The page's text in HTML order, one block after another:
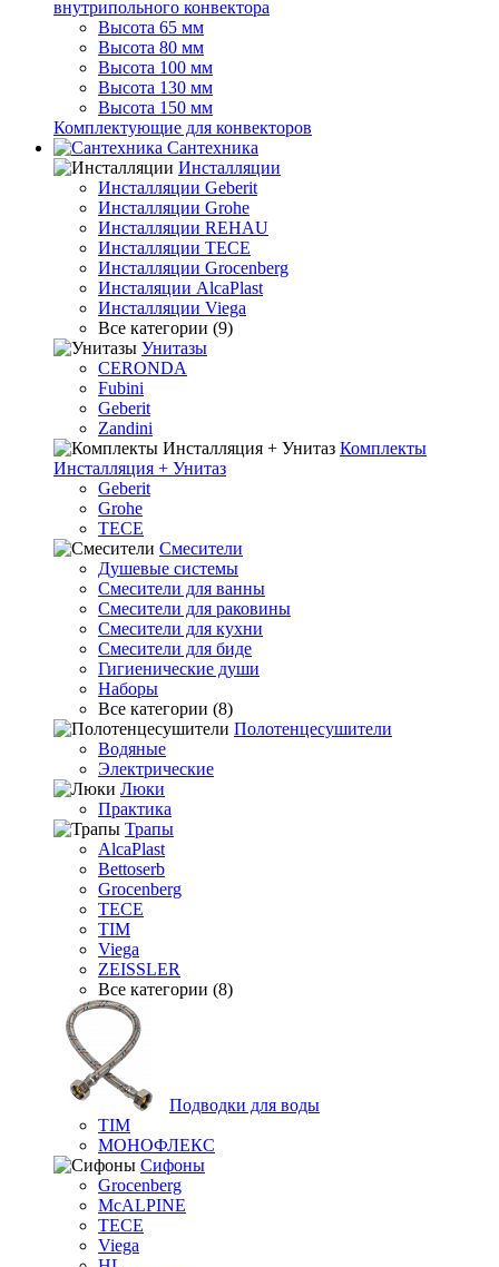
внутрипольного конвектора
Высота 65 мм
Высота 80 мм
Высота 100 мм
Высота 130 мм
Высота 150 мм
Комплектующие для конвекторов
Сантехника
Инсталляции
Инсталляции Geberit
Инсталляции Grohe
Инсталляции REHAU
Инсталляции TECE
Инсталляции Grocenberg
Инсталяции AlcaPlast
Инсталляции Viega
Все категории (9)
Унитазы
CERONDA
Fubini
Geberit
Zandini
Комплекты
Инсталляция + Унитаз
Geberit
Grohe
TECE
Смесители
Душевые системы
Смесители для ванны
Смесители для раковины
Смесители для кухни
Смесители для биде
Гигиенические души
Наборы
Все категории (8)
Полотенцесушители
Водяные
Электрические
Люки
Практика
Трапы
AlcaPlast
Bettoserb
Grocenberg
TECE
TIM
Viega
ZEISSLER
Все категории (8)
Подводки для воды
TIM
МОНОФЛЕКС
Сифоны
Grocenberg
McALPINE
TECE
Viega